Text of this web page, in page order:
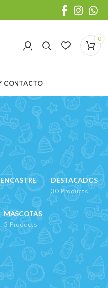
0
CONTACTO
DESTACADOS
30 Products
MASCOTAS
3 Products